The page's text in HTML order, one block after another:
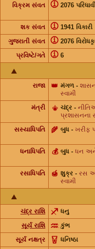
વિક્રમ સંવત 2076
ⓘ
શક સંવત 1941 વિકારી
ⓘ
ગુજરાતી સંવત 2076
ⓘ
પ્રવિષ્ટે/ગતે 6
ⓘ
રાજા મંગળ
👑 -
સ્વામી
મંત્રી
ચંદ્ર
⚜️ -
પ્રશાસનના
સસ્યાધિપતિ બુધ
🌾 - ખરીફ
ધનાધિપતિ
બુધ
💰 - ધન અને
રસાધિપતિ
શુક્ર
🍯 - રસ
સ્વામી
ચંદ્ર રાશિ ધનુ
સૂર્ય રાશિ
કુંભ
સૂર્ય નક્ષત્ર
ધનિષ્ઠા